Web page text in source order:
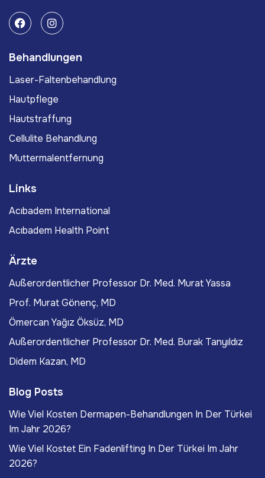
Behandlungen
Laser-Faltenbehandlung
Hautpflege
Hautstraffung
Cellulite Behandlung
Muttermalentfernung
Links
Acıbadem International
Acıbadem Health Point
Ärzte
Außerordentlicher Professor Dr. Med. Murat Yassa
Prof. Murat Gönenç, MD
Ömercan Yağız Öksüz, MD
Außerordentlicher Professor Dr. Med. Burak Tanyıldız
Didem Kazan, MD
Blog Posts
Wie Viel Kosten Dermapen-Behandlungen In Der Türkei
Im Jahr 2026?
Wie Viel Kostet Ein Fadenlifting In Der Türkei Im Jahr
2026?